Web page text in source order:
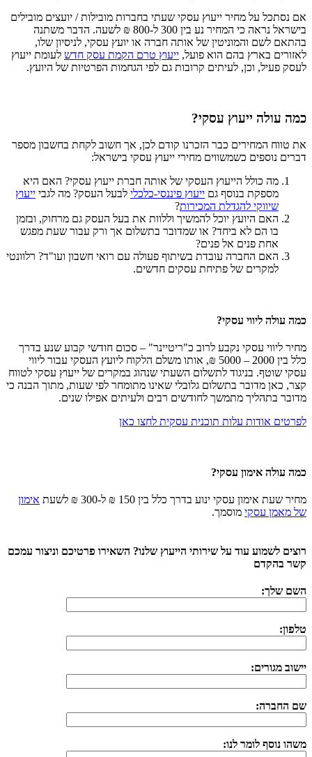
אם נסתכל על מחיר ייעוץ עסקי שעתי בחברות מובילות / יועצים מובילים
בישראל נראה כי המחיר נע בין 300 ל-800 ₪ לשעה. הדבר משתנה
בהתאם לשם והמוניטין של אותה חברה או יועץ עסקי, לניסיון שלו,
לאזורים בארץ בהם הוא פועל, ייעוץ טרם הקמת עסק חדש לעומת ייעוץ
לעסק פעיל, וכן, לעיתים קרובות גם לפי הגחמות הפרטיות של היועץ.
כמה עולה ייעוץ עסקי?
את טווח המחירים כבר הזכרנו קודם לכן, אך חשוב לקחת בחשבון מספר
דברים נוספים כשמשווים מחירי ייעוץ עסקי בישראל:
מה כולל הייעוץ העסקי של אותה חברת ייעוץ עסקי? האם היא
מספקת בנוסף גם ייעוץ פיננסי-כלכלי לבעל העסק? מה לגבי ייעוץ
שיווקי להגדלת המכירות?
האם היועץ יוכל להמשיך וללוות את בעל העסק גם מרחוק, ובזמן
בו הם לא ביחד? או שמדובר בתשלום אך ורק עבור שעת מפגש
אחת פנים אל פנים?
האם החברה עובדת בשיתוף פעולה עם רואי חשבון ועו"ד? רלוונטי
למקרים של פתיחת עסקים חדשים.
כמה עולה ליווי עסקי?
מחיר ליווי עסקי נקבע לרוב כ"ריטיינר" – סכום חודשי קבוע שנע בדרך
כלל בין 2000 – 5000 ₪, אותו משלם הלקוח ליועץ העסקי עבור ליווי
עסקי שוטף. בניגוד לתשלום השעתי שנהוג במקרים של ייעוץ עסקי לטווח
קצר, כאן מדובר בתשלום גלובלי שאינו מתומחר לפי שעות, מתוך הבנה כי
מדובר בתהליך מתמשך לחודשים רבים ולעיתים אפילו שנים.
לפרטים אודות עלות תוכנית עסקית לחצו כאן
כמה עולה אימון עסקי?
מחיר שעת אימון עסקי ינוע בדרך כלל בין 150 ₪ ל-300 ₪ לשעת
אימון
של מאמן עסקי מוסמך.
רוצים לשמוע עוד על שירותי הייעוץ שלנו? השאירו פרטיכם וניצור עמכם
קשר בהקדם
השם שלך:
טלפון:
יישוב מגורים:
שם החברה:
משהו נוסף לומר לנו: